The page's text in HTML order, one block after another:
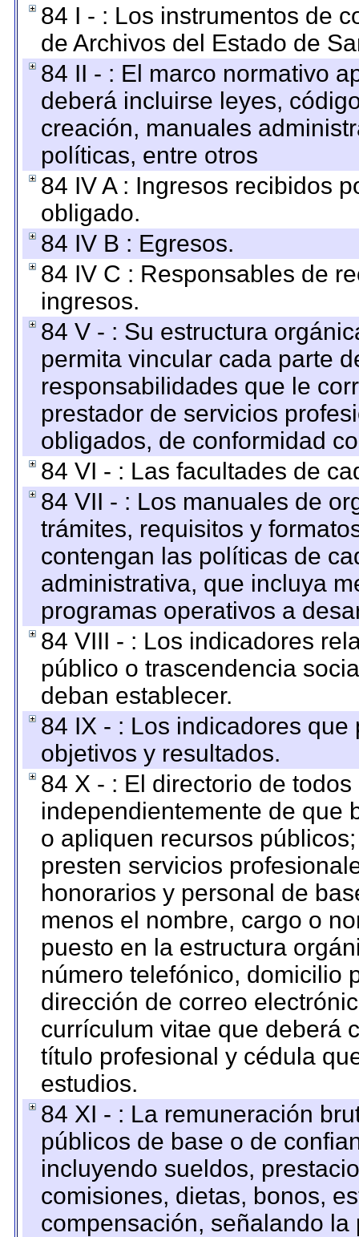
84 I - : Los instrumentos de
de Archivos del Estado de
84 II - : El marco normativo
deberá incluirse leyes,
creación, manuales
políticas, entre otros
84 IV A : Ingresos recibidos
obligado.
84 IV B : Egresos.
84 IV C : Responsables de
ingresos.
84 V - : Su estructura
permita vincular cada parte
responsabilidades que le
prestador de servicios
obligados, de conformidad
84 VI - : Las facultades de
84 VII - : Los manuales de
trámites, requisitos y
contengan las políticas de
administrativa, que incluya
programas operativos a
84 VIII - : Los indicadores
público o trascendencia
deban establecer.
84 IX - : Los indicadores
objetivos y resultados.
84 X - : El directorio de
independientemente de que
o apliquen recursos
presten servicios
honorarios y personal de
menos el nombre, cargo o
puesto en la estructura
número telefónico, domicilio
dirección de correo
currículum vitae que deberá
título profesional y cédula
estudios.
84 XI - : La remuneración
públicos de base o de
incluyendo sueldos,
comisiones, dietas, bonos,
compensación, señalando